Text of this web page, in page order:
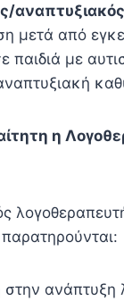
αναπτυξιακός
μετά από
παιδιά με
η
στην ανάπτυξη